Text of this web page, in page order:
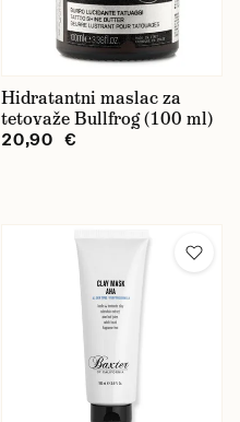
Hidratantni maslac za
tetovaže Bullfrog (100 ml)
20,90 €